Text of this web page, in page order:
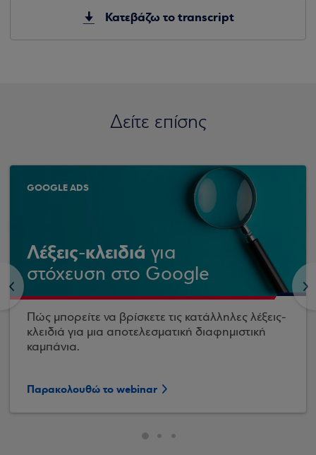
Κατεβάζω το transcript
Δείτε επίσης
<
GOOGLE ADS
Λέξεις-κλειδιά για
στόχευση στο Google
Πώς μπορείτε να βρίσκετε τις κατάλληλες λέξεις-
κλειδιά για μια αποτελεσματική διαφημιστική
καμπάνια.
Παρακολουθώ το webinar
>